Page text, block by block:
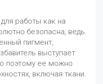
работы как на
безопасна, ведь
пигмент,
выступает
поэтому ее можно
включая ткани.